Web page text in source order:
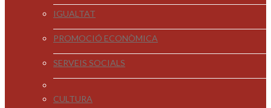
IGUALTAT
PROMOCIÓ ECONÒMICA
SERVEIS SOCIALS
CULTURA